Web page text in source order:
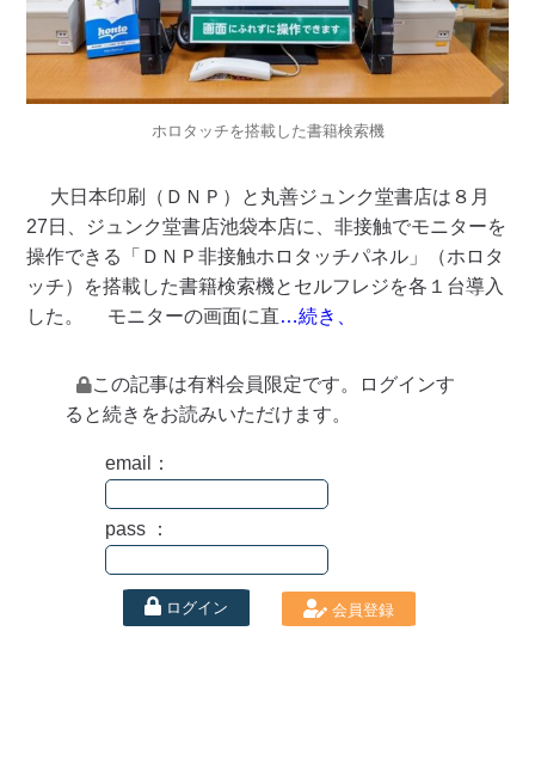
ホロタッチを搭載した書籍検索機
大日本印刷（ＤＮＰ）と丸善ジュンク堂書店は８月
27日、ジュンク堂書店池袋本店に、非接触でモニターを
操作できる「ＤＮＰ非接触ホロタッチパネル」（ホロタ
ッチ）を搭載した書籍検索機とセルフレジを各１台導入
した。 モニターの画面に直…続き、
この記事は有料会員限定です。ログインす
ると続きをお読みいただけます。
email：
pass ：
ログイン 会員登録